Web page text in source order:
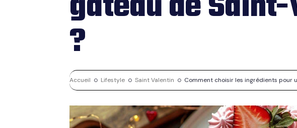
?
Accueil Lifestyle Saint Valentin Comment choisir les ingrédients pour